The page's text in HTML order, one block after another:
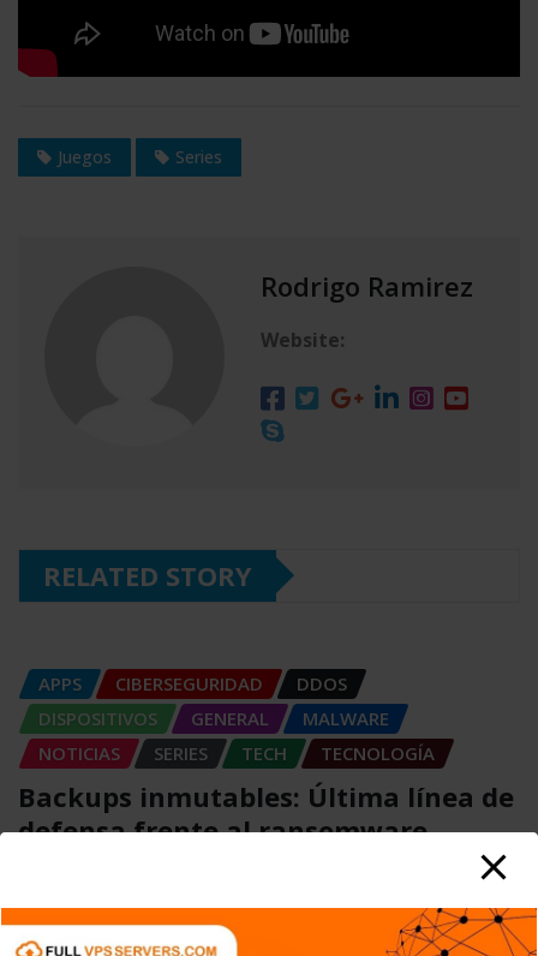
Juegos Series
Rodrigo Ramirez
Website:
RELATED STORY
APPS CIBERSEGURIDAD
DDOS
DISPOSITIVOS
GENERAL
MALWARE
NOTICIAS
SERIES TECH TECNOLOGÍA
Backups inmutables: Última línea de
defensa frente al ransomware